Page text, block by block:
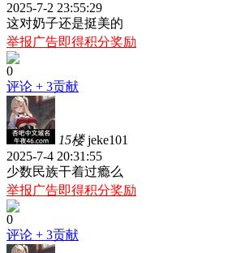
2025-7-2 23:55:29
这对奶子还是挺美的
举报广告即得积分奖励
0
评论 + 3贡献
15楼 jeke101
2025-7-4 20:31:55
少数民族干着过瘾么
举报广告即得积分奖励
0
评论 + 3贡献